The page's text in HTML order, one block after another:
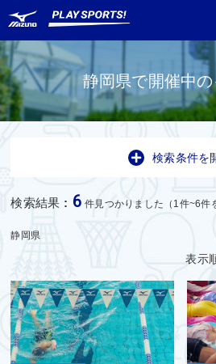
都道府県から探す
静岡県で開催中
検索条件を
検索結果 : 6 件見つかりました（1件~6件
静岡県
表示